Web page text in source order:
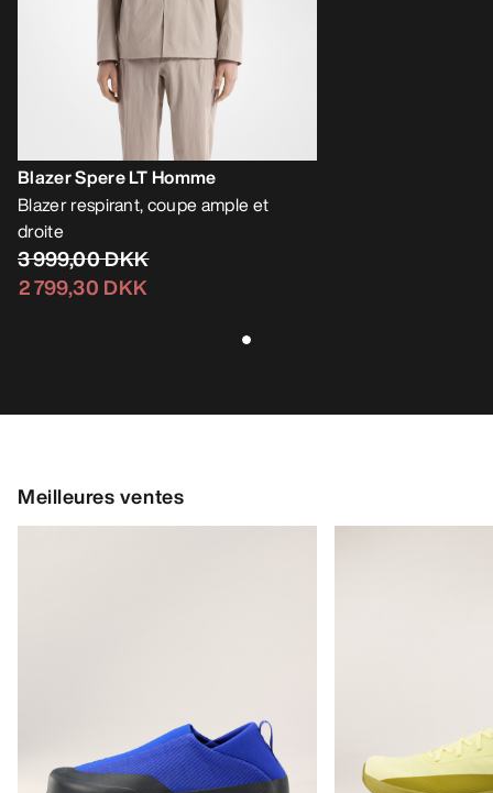
Blazer Spere LT Homme
Blazer respirant, coupe ample et
droite
3 999,00 DKK
2 799,30 DKK
Meilleures ventes